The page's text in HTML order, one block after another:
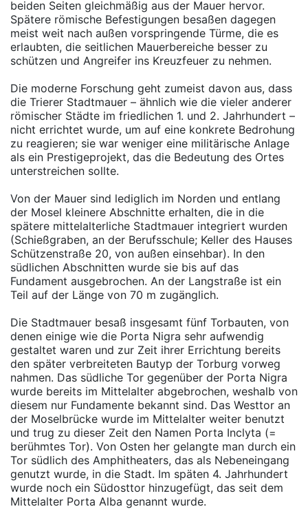
beiden Seiten gleichmäßig aus der Mauer hervor.
Spätere römische Befestigungen besaßen dagegen
meist weit nach außen vorspringende Türme, die es
erlaubten, die seitlichen Mauerbereiche besser zu
schützen und Angreifer ins Kreuzfeuer zu nehmen.
Die moderne Forschung geht zumeist davon aus, dass
die Trierer Stadtmauer – ähnlich wie die vieler anderer
römischer Städte im friedlichen 1. und 2. Jahrhundert –
nicht errichtet wurde, um auf eine konkrete Bedrohung
zu reagieren; sie war weniger eine militärische Anlage
als ein Prestigeprojekt, das die Bedeutung des Ortes
unterstreichen sollte.
Von der Mauer sind lediglich im Norden und entlang
der Mosel kleinere Abschnitte erhalten, die in die
spätere mittelalterliche Stadtmauer integriert wurden
(Schießgraben, an der Berufsschule; Keller des Hauses
Schützenstraße 20, von außen einsehbar). In den
südlichen Abschnitten wurde sie bis auf das
Fundament ausgebrochen. An der Langstraße ist ein
Teil auf der Länge von 70 m zugänglich.
Die Stadtmauer besaß insgesamt fünf Torbauten, von
denen einige wie die Porta Nigra sehr aufwendig
gestaltet waren und zur Zeit ihrer Errichtung bereits
den später verbreiteten Bautyp der Torburg vorweg
nahmen. Das südliche Tor gegenüber der Porta Nigra
wurde bereits im Mittelalter abgebrochen, weshalb von
diesem nur Fundamente bekannt sind. Das Westtor an
der Moselbrücke wurde im Mittelalter weiter benutzt
und trug zu dieser Zeit den Namen Porta Inclyta (=
berühmtes Tor). Von Osten her gelangte man durch ein
Tor südlich des Amphitheaters, das als Nebeneingang
genutzt wurde, in die Stadt. Im späten 4. Jahrhundert
wurde noch ein Südosttor hinzugefügt, das seit dem
Mittelalter Porta Alba genannt wurde.